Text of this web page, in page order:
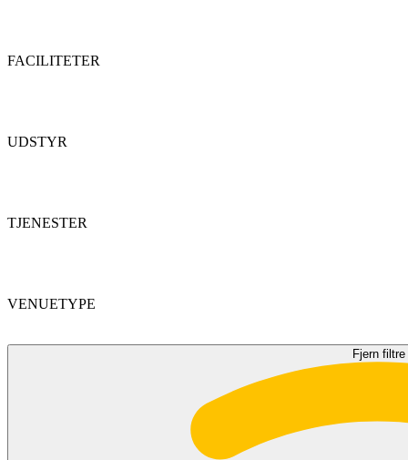
FACILITETER
UDSTYR
TJENESTER
VENUETYPE
Fjern filtre